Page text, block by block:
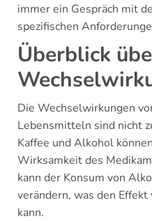
immer ein Gespräch mit
spezifischen
Überblick
Die Wechselwirkungen
Lebensmitteln sind nicht
Kaffee und Alkohol
Wirksamkeit des
kann der Konsum von
verändern, was den
kann.